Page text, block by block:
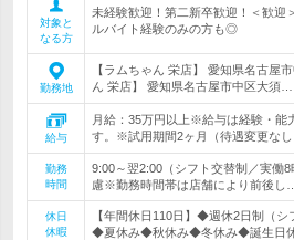
対象と
なる方
未経験歓迎！第二新卒歓迎！＜歓迎
ルバイト経験のみの方も◎
勤務地
【ラムちゃん 栄店】 愛知県名古屋
ん 栄店】 愛知県名古屋市中区大須…
給与
月給：35万円以上※給与は経験・能
す。※試用期間2ヶ月（待遇変更なし
勤務
時間
9:00～翌2:00（シフト交替制／実働
慮※勤務時間帯は店舗により前後し…
休日
休暇
【年間休日110日】◆週休2日制（
◆夏休み◆秋休み◆冬休み◆誕生日